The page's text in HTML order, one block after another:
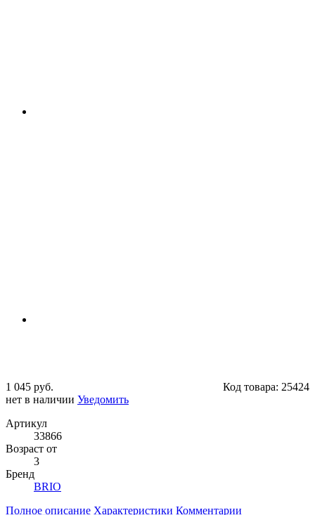
1 045 руб. Код товара: 25424
нет в наличии Уведомить
Артикул
33866
Возраст от
3
Бренд
BRIO
Полное описание Характеристики Комментарии